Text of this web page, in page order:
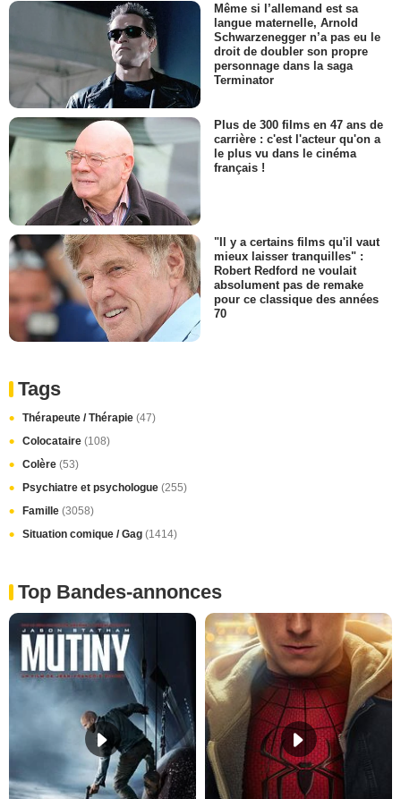
Même si l’allemand est sa
langue maternelle, Arnold
Schwarzenegger n’a pas eu le
droit de doubler son propre
personnage dans la saga
Terminator
Plus de 300 films en 47 ans de
carrière : c'est l'acteur qu'on a
le plus vu dans le cinéma
français !
"Il y a certains films qu'il vaut
mieux laisser tranquilles" :
Robert Redford ne voulait
absolument pas de remake
pour ce classique des années
70
Tags
Thérapeute / Thérapie (47)
Colocataire (108)
Colère (53)
Psychiatre et psychologue (255)
Famille (3058)
Situation comique / Gag (1414)
Top Bandes-annonces